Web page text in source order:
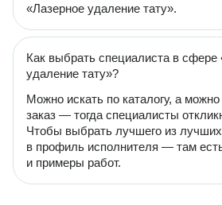
«Лазерное удаление тату».
Как выбрать специалиста в сфере
удаление тату»?
Можно искать по каталогу, а можно
заказ — тогда специалисты
Чтобы выбрать лучшего из
в профиль исполнителя — там
и примеры работ.